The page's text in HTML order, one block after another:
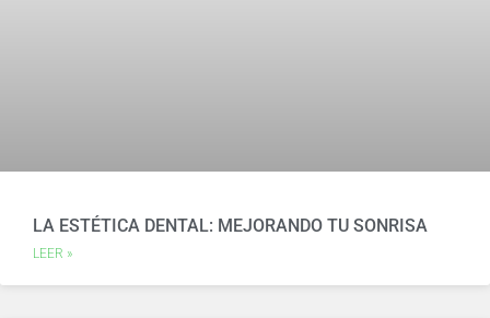
LA ESTÉTICA DENTAL: MEJORANDO TU SONRISA
LEER »